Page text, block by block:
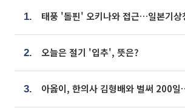
1.
2. 오늘은 절기 '입추', 뜻은?
3.